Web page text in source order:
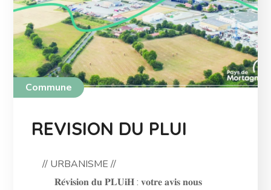
Commune
REVISION DU PLUI
// URBANISME //
𝐑𝐞́𝐯𝐢𝐬𝐢𝐨𝐧 𝐝𝐮 𝐏𝐋𝐔𝐢𝐇 : 𝐯𝐨𝐭𝐫𝐞 𝐚𝐯𝐢𝐬 𝐧𝐨𝐮𝐬